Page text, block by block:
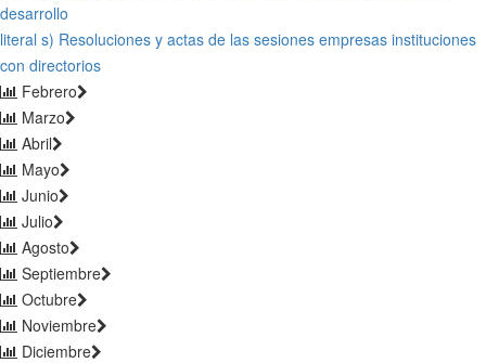
desarrollo
literal s) Resoluciones y actas de las sesiones empresas instituciones
con directorios
Febrero
Marzo
Abril
Mayo
Junio
Julio
Agosto
Septiembre
Octubre
Noviembre
Diciembre